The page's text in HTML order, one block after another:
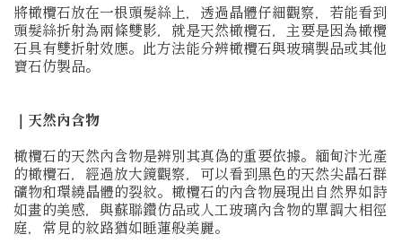
將橄欖石放在一根頭髮絲上，透過晶體仔細觀察，若能看到
頭髮絲折射為兩條雙影，就是天然橄欖石，主要是因為橄欖
石具有雙折射效應。此方法能分辨橄欖石與玻璃製品或其他
寶石仿製品。
｜天然內含物
橄欖石的天然內含物是辨別其真偽的重要依據。緬甸汴光產
的橄欖石，經過放大鏡觀察，可以看到黑色的天然尖晶石群
礦物和環繞晶體的裂紋。橄欖石的內含物展現出自然界如詩
如畫的美感，與蘇聯鑽仿品或人工玻璃內含物的單調大相徑
庭，常見的紋路猶如睡蓮般美麗。